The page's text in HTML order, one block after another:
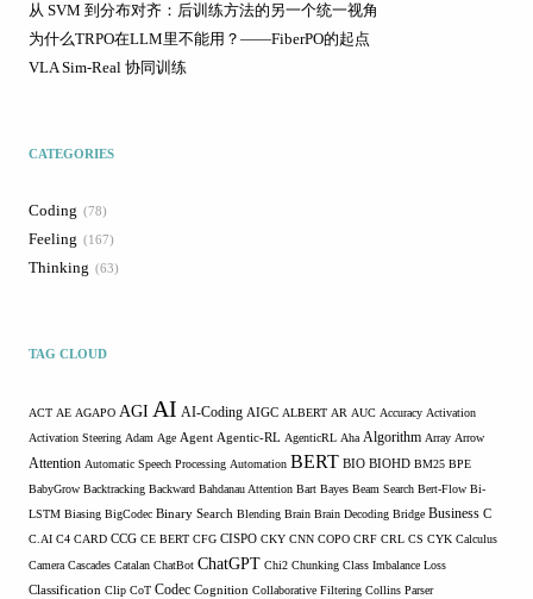
从 SVM 到分布对齐：后训练方法的另一个统一视角
为什么TRPO在LLM里不能用？——FiberPO的起点
VLA Sim-Real 协同训练
CATEGORIES
Coding 78
Feeling 167
Thinking 63
TAG CLOUD
ACT AE AGAPO AGI AI AI-Coding AIGC ALBERT AR AUC Accuracy Activation
Activation Steering Adam Age Agent Agentic-RL AgenticRL Aha Algorithm Array Arrow
Attention Automatic Speech Processing Automation BERT BIO BIOHD BM25 BPE
BabyGrow Backtracking Backward Bahdanau Attention Bart Bayes Beam Search Bert-Flow Bi-
LSTM Biasing BigCodec Binary Search Blending Brain Brain Decoding Bridge Business C
C.AI C4 CARD CCG CE BERT CFG CISPO CKY CNN COPO CRF CRL CS CYK Calculus
Camera Cascades Catalan ChatBot ChatGPT Chi2 Chunking Class Imbalance Loss
Classification Clip CoT Codec Cognition Collaborative Filtering Collins Parser